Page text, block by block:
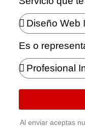
Es o
Al enviar aceptas